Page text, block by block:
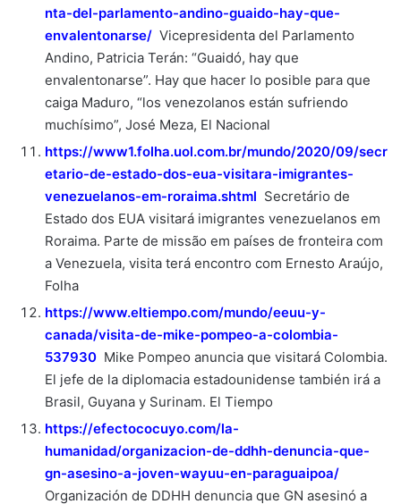
nta-del-parlamento-andino-guaido-hay-que-
envalentonarse/ Vicepresidenta del Parlamento
Andino, Patricia Terán: “Guaidó, hay que
envalentonarse”. Hay que hacer lo posible para que
caiga Maduro, “los venezolanos están sufriendo
muchísimo”, José Meza, El Nacional
https://www1.folha.uol.com.br/mundo/2020/09/secr
etario-de-estado-dos-eua-visitara-imigrantes-
venezuelanos-em-roraima.shtml Secretário de
Estado dos EUA visitará imigrantes venezuelanos em
Roraima. Parte de missão em países de fronteira com
a Venezuela, visita terá encontro com Ernesto Araújo,
Folha
https://www.eltiempo.com/mundo/eeuu-y-
canada/visita-de-mike-pompeo-a-colombia-
537930 Mike Pompeo anuncia que visitará Colombia.
El jefe de la diplomacia estadounidense también irá a
Brasil, Guyana y Surinam. El Tiempo
https://efectococuyo.com/la-
humanidad/organizacion-de-ddhh-denuncia-que-
gn-asesino-a-joven-wayuu-en-paraguaipoa/
Organización de DDHH denuncia que GN asesinó a